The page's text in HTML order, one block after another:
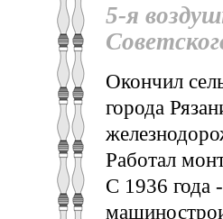
5-я
Окончил
города
Работал
С 1936 года